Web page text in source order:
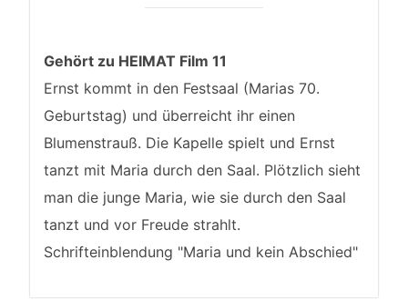
Gehört zu HEIMAT Film 11
Ernst kommt in den Festsaal (Marias 70.
Geburtstag) und überreicht ihr einen
Blumenstrauß. Die Kapelle spielt und Ernst
tanzt mit Maria durch den Saal. Plötzlich sieht
man die junge Maria, wie sie durch den Saal
tanzt und vor Freude strahlt.
Schrifteinblendung "Maria und kein Abschied"